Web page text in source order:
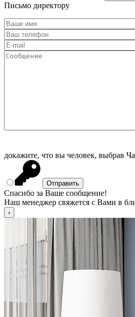
Письмо директору
докажите, что вы человек, выбрав
Спасибо за Ваше сообщение!
Наш менеджер свяжется с Вами в